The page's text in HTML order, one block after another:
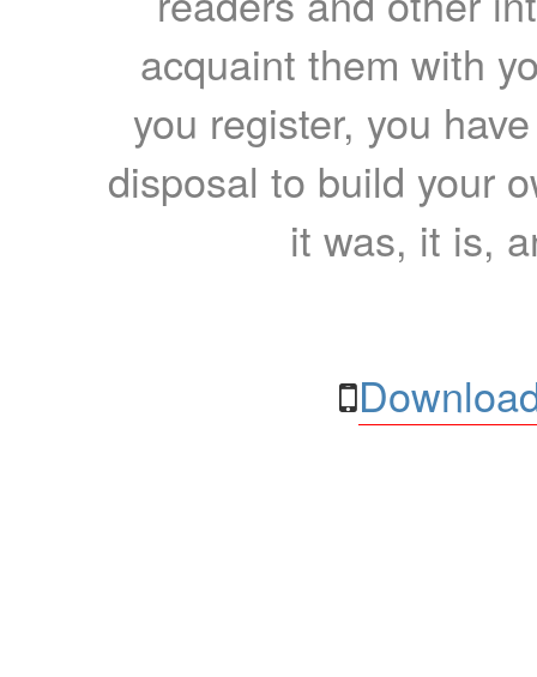
acquaint them with
you register, you
disposal to build your
it was, it is,